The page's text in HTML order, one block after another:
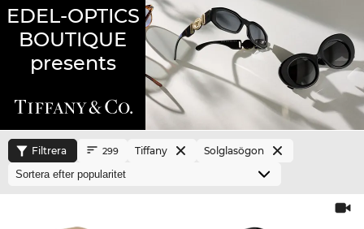
EDEL-OPTICS
BOUTIQUE
presents
Filtrera 299 Tiffany Solglasögon